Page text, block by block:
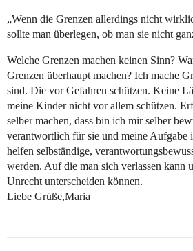
„Wenn die Grenzen allerdings nicht
sollte man überlegen, ob man sie nicht
Welche Grenzen machen keinen Sinn?
Grenzen überhaupt machen? Ich mache
sind. Die vor Gefahren schützen. Keine
meine Kinder nicht vor allem schützen.
selber machen, dass bin ich mir selber
verantwortlich für sie und meine Aufgabe
helfen selbständige,
werden. Auf die man sich verlassen kann
Unrecht unterscheiden können.
Liebe Grüße,Maria